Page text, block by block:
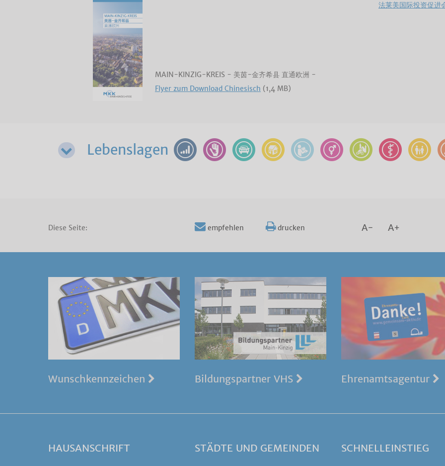
MAIN-KINZIG-KREIS - 美茵-金齐希县 直通欧洲 -
Flyer zum Download Chinesisch (1,4 MB)
法莱美国际投资促进
Lebenslagen
Diese Seite: empfehlen drucken A- A+
Wunschkennzeichen Bildungspartner VHS Ehrenamtsagentur
HAUSANSCHRIFT STÄDTE UND GEMEINDEN SCHNELLEINSTIEG